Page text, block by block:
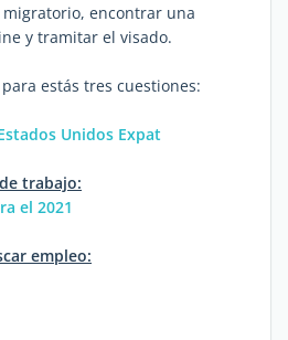
encontrar una
y tramitar el visado.
estás tres cuestiones:
Unidos Expat
trabajo:
el 2021
empleo: